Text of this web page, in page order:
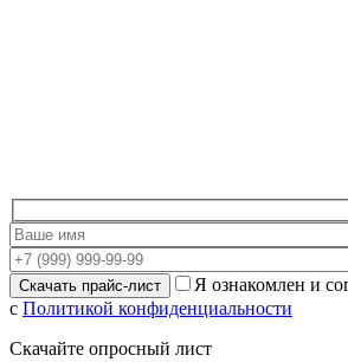
Я ознакомлен и
с Политикой конфиденциальности
Скачайте опросный лист